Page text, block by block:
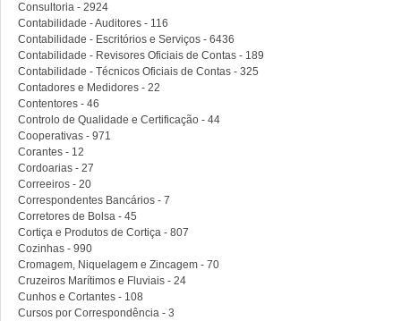
Consultoria - 2924
Contabilidade - Auditores - 116
Contabilidade - Escritórios e Serviços - 6436
Contabilidade - Revisores Oficiais de Contas - 189
Contabilidade - Técnicos Oficiais de Contas - 325
Contadores e Medidores - 22
Contentores - 46
Controlo de Qualidade e Certificação - 44
Cooperativas - 971
Corantes - 12
Cordoarias - 27
Correeiros - 20
Correspondentes Bancários - 7
Corretores de Bolsa - 45
Cortiça e Produtos de Cortiça - 807
Cozinhas - 990
Cromagem, Niquelagem e Zincagem - 70
Cruzeiros Marítimos e Fluviais - 24
Cunhos e Cortantes - 108
Cursos por Correspondência - 3